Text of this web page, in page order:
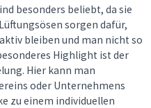
besonders beliebt, da sie
sorgen dafür,
bleiben und man nicht so
Highlight ist der
Hier kann man
oder Unternehmens
zu einem individuellen